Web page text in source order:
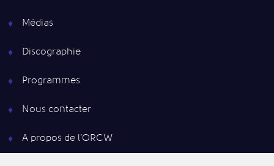
Médias
Discographie
Programmes
Nous contacter
A propos de l’ORCW